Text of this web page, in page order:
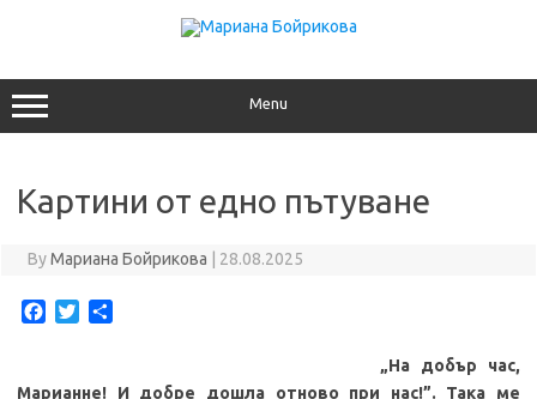
Menu
Картини от едно пътуване
ByМариана Бойрикова 28.08.2025
r
„На добър час,
Марианне! И добре дошла отново при нас!”. Така ме